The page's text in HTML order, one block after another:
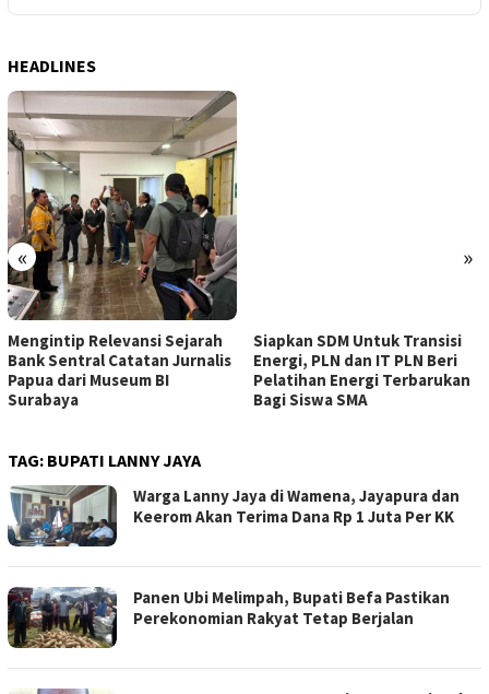
HEADLINES
« »
Mengintip Relevansi Sejarah
Bank Sentral Catatan Jurnalis
Papua dari Museum BI
Surabaya
Siapkan SDM Untuk Transisi
Energi, PLN dan IT PLN Beri
Pelatihan Energi Terbarukan
Bagi Siswa SMA
TAG: BUPATI LANNY JAYA
Warga Lanny Jaya di Wamena, Jayapura dan
Keerom Akan Terima Dana Rp 1 Juta Per KK
Panen Ubi Melimpah, Bupati Befa Pastikan
Perekonomian Rakyat Tetap Berjalan